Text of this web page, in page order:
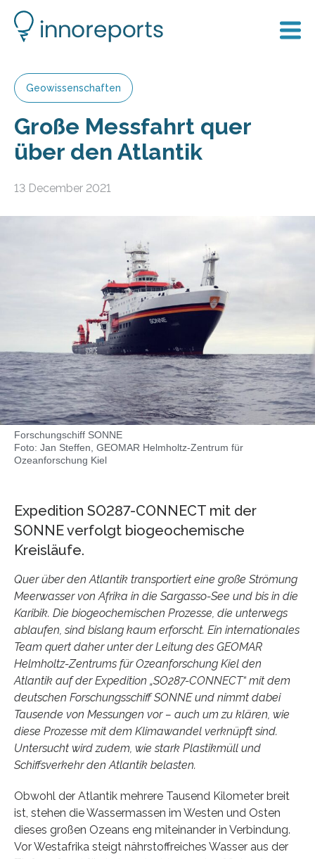
Geowissenschaften
Große Messfahrt quer
über den Atlantik
13 December 2021
Forschungschiff SONNE
Foto: Jan Steffen, GEOMAR Helmholtz-Zentrum für
Ozeanforschung Kiel
Expedition SO287-CONNECT mit der
SONNE verfolgt biogeochemische
Kreisläufe.
Quer über den Atlantik transportiert eine große Strömung
Meerwasser von Afrika in die Sargasso-See und bis in die
Karibik. Die biogeochemischen Prozesse, die unterwegs
ablaufen, sind bislang kaum erforscht. Ein internationales
Team quert daher unter der Leitung des GEOMAR
Helmholtz-Zentrums für Ozeanforschung Kiel den
Atlantik auf der Expedition „SO287-CONNECT“ mit dem
deutschen Forschungsschiff SONNE und nimmt dabei
Tausende von Messungen vor – auch um zu klären, wie
diese Prozesse mit dem Klimawandel verknüpft sind.
Untersucht wird zudem, wie stark Plastikmüll und
Schiffsverkehr den Atlantik belasten.
Obwohl der Atlantik mehrere Tausend Kilometer breit
ist, stehen die Wassermassen im Westen und Osten
dieses großen Ozeans eng miteinander in Verbindung.
Vor Westafrika steigt nährstoffreiches Wasser aus der